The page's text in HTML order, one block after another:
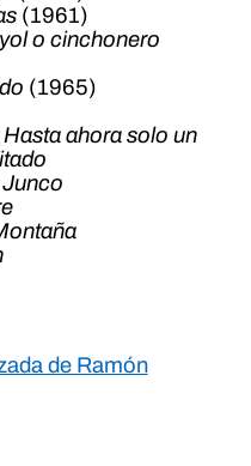
(1961)
o cinchonero
(1965)
ahora solo un
de Ramón